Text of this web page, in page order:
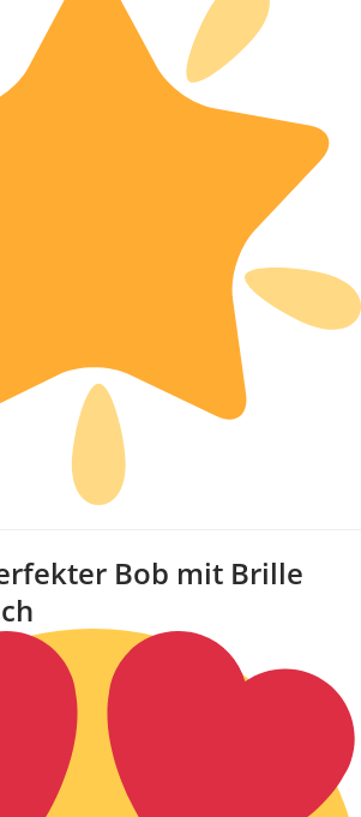
Bob mit Brille